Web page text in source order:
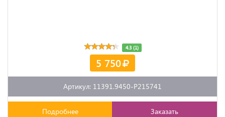
4.3 (1)
5 750
Артикул: 11391.9450-P215741
Подробнее Заказать